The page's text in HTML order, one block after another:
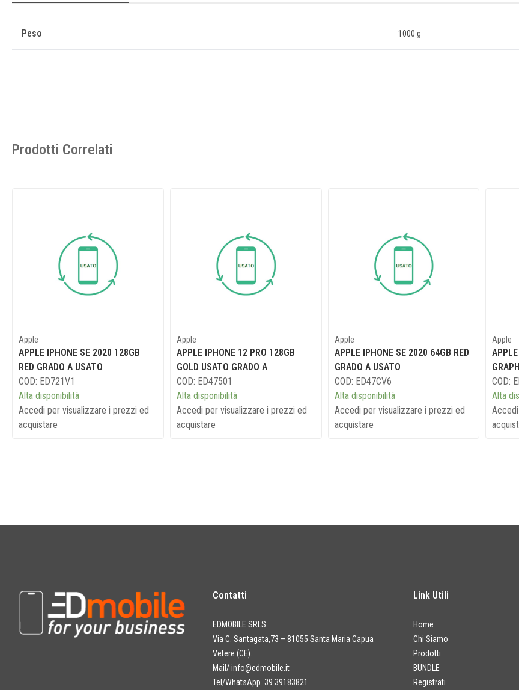
Peso 1000 g
Prodotti Correlati
Apple
APPLE IPHONE SE 2020 128GB
RED GRADO A USATO
COD: ED721V1
Alta disponibilità
Accedi per visualizzare i prezzi ed
acquistare
Apple
APPLE IPHONE 12 PRO 128GB
GOLD USATO GRADO A
COD: ED47501
Alta disponibilità
Accedi per visualizzare i prezzi ed
acquistare
Apple
APPLE IPHONE SE 2020 64GB RED
GRADO A USATO
COD: ED47CV6
Alta disponibilità
Accedi per visualizzare i prezzi ed
acquistare
Apple
COD:
Alta
Contatti
EDMOBILE SRLS
Via C. Santagata,73 – 81055 Santa Maria Capua
Vetere (CE).
Mail/info@edmobile.it
Tel/WhatsApp 39 39183821
Link Utili
Home
Chi Siamo
Prodotti
BUNDLE
Registrati